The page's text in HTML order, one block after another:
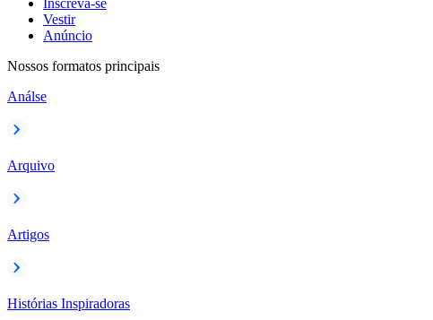
Inscreva-se
Vestir
Anúncio
Nossos formatos principais
Análse
Arquivo
Artigos
Histórias Inspiradoras